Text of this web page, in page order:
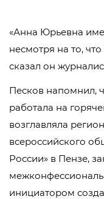
«Анна Юрьевна
несмотря на то,
сказал он
Песков напомнил,
работала на
возглавляла
всероссийского
России» в Пензе,
инициатором